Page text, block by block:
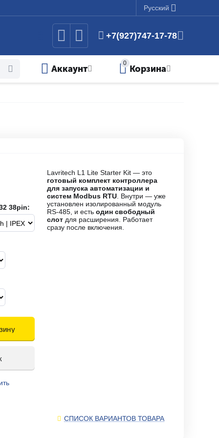
Русский
+7(927)747-17-78
0
Корзина
Аккаунт
38pin:
Lavritech L1 Lite Starter Kit — это
готовый комплект контроллера
для запуска автоматизации и
систем Modbus RTU . Внутри — уже
установлен изолированный модуль
RS-485, и есть один свободный
слот для расширения. Работает
сразу после включения.
СПИСОК ВАРИАНТОВ ТОВАРА